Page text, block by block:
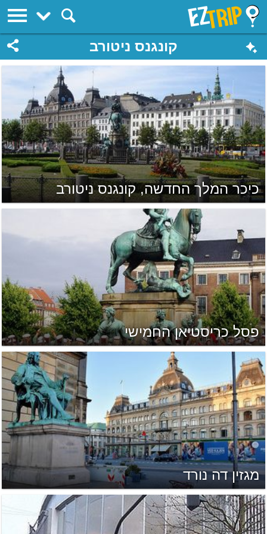
EZTrip
קונגנס ניטורב
כיכר המלך החדשה, קונגנס ניטורב
פסל כריסטיאן החמישי
מגזין דה נורד